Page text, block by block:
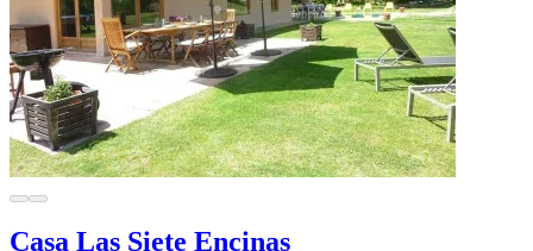
Casa Las Siete Encinas